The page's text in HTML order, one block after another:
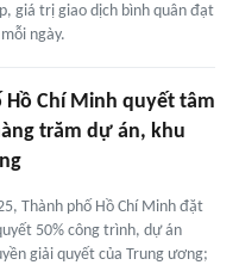
giá trị giao dịch bình quân đạt
ngày.
Hồ Chí Minh quyết tâm
trăm dự án, khu
Thành phố Hồ Chí Minh đặt
50% công trình, dự án
giải quyết của Trung ương;